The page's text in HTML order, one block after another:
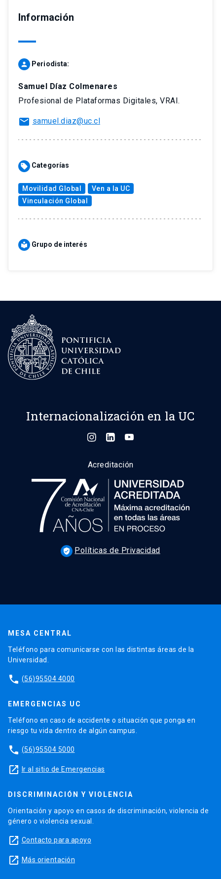
Información
person Periodista:
Samuel Díaz Colmenares
Profesional de Plataformas Digitales, VRAI.
mail samuel.diaz@uc.cl
sell Categorías
Movilidad Global
Ven a la UC
Vinculación Global
local_library Grupo de interés
Internacionalización en la UC
Acreditación
verified_user Políticas de Privacidad
MESA CENTRAL
Teléfono para comunicarse con las distintas áreas de la
Universidad.
phone (56)95504 4000
EMERGENCIAS UC
Teléfono en caso de accidente o situación que ponga en
riesgo tu vida dentro de algún campus.
phone (56)95504 5000
launch Ir al sitio de Emergencias
DISCRIMINACIÓN Y VIOLENCIA
Orientación y apoyo en casos de discriminación, violencia de
género o violencia sexual.
launch Contacto para apoyo
launch Más orientación